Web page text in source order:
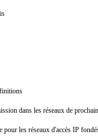
dans les réseaux de
pour les réseaux d'accès IP